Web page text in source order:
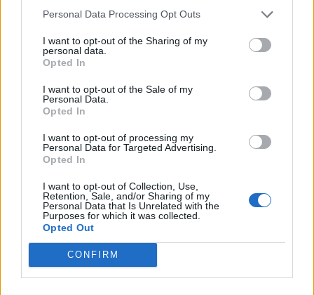
Personal Data Processing Opt Outs
I want to opt-out of the Sharing of my
personal data.
Opted In
I want to opt-out of the Sale of my
Personal Data.
Opted In
I want to opt-out of processing my
Personal Data for Targeted Advertising.
Opted In
I want to opt-out of Collection, Use,
Retention, Sale, and/or Sharing of my
Personal Data that Is Unrelated with the
Purposes for which it was collected.
Opted Out
CONFIRM
Tutti i documenti e servizi disponibili →
Visure Camerali - Società di Persone
€ 5,39 IVA inclusa
Visure Camerali - Storico Società di Persone
€ 6,98 IVA inclusa